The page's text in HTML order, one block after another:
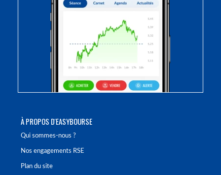
À PROPOS D'EASYBOURSE
Qui sommes-nous ?
Nos engagements RSE
Plan du site